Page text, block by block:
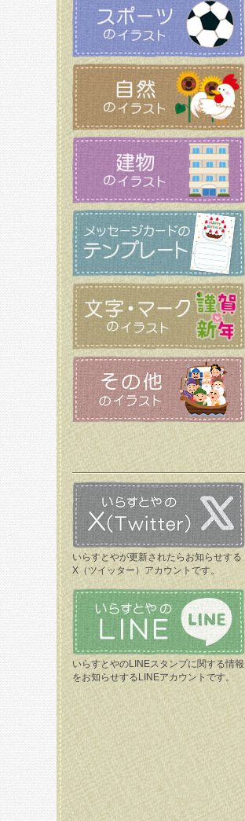
いらすとやが更新されたらお知らせする
X（ツイッター）アカウントです。
いらすとやのLINEスタンプに関する情報
をお知らせするLINEアカウントです。